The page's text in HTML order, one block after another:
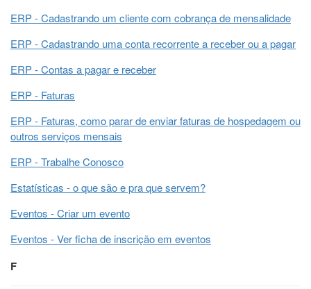
ERP - Cadastrando um cliente com cobrança de mensalidade
ERP - Cadastrando uma conta recorrente a receber ou a pagar
ERP - Contas a pagar e receber
ERP - Faturas
ERP - Faturas, como parar de enviar faturas de hospedagem ou
outros serviços mensais
ERP - Trabalhe Conosco
Estatísticas - o que são e pra que servem?
Eventos - Criar um evento
Eventos - Ver ficha de inscrição em eventos
F